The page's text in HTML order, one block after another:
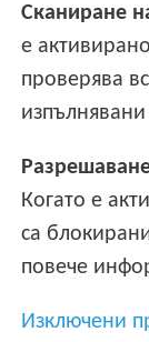
Сканиране
е
проверява
Когато е
са
повече
Изключени